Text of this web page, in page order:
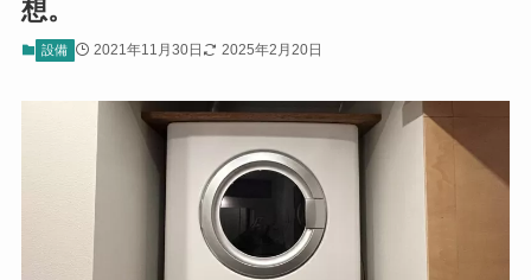
想。
設備 2021年11月30日 2025年2月20日